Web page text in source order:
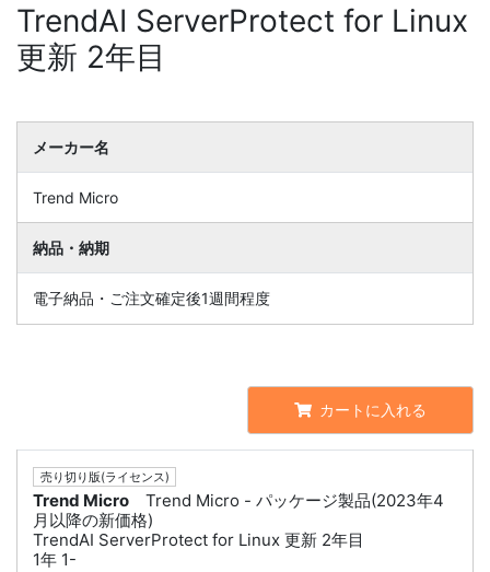
TrendAI ServerProtect for Linux
更新 2年目
メーカー名
Trend Micro
納品・納期
電子納品・ご注文確定後1週間程度
カートに入れる
売り切り版(ライセンス)
Trend Micro
Trend Micro - パッケージ製品(2023年4
月以降の新価格)
TrendAI ServerProtect for Linux 更新 2年目
1年 1-